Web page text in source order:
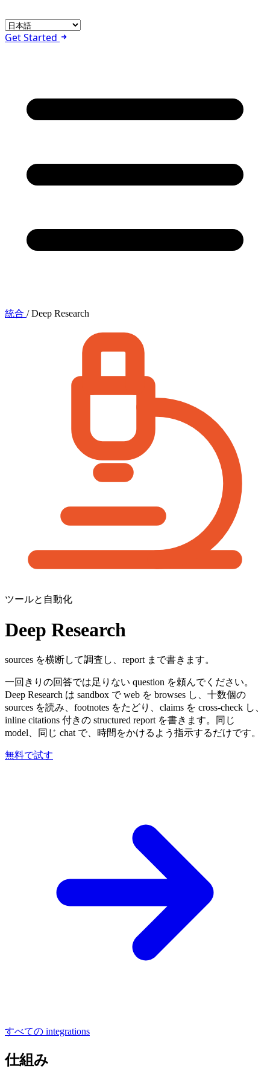
Get Started
統合 / Deep Research
ツールと自動化
Deep Research
sources を横断して調査し、report まで書きます。
一回きりの回答では足りない question を頼んでください。
Deep Research は sandbox で web を browses し、十数個の
sources を読み、footnotes をたどり、claims を cross-check し、
inline citations 付きの structured report を書きます。同じ
model、同じ chat で、時間をかけるよう指示するだけです。
無料で試す
すべての integrations
仕組み